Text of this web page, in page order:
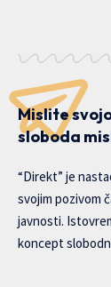
Mislite
sloboda
“Direkt” je
svojim pozivom
javnosti.
koncept